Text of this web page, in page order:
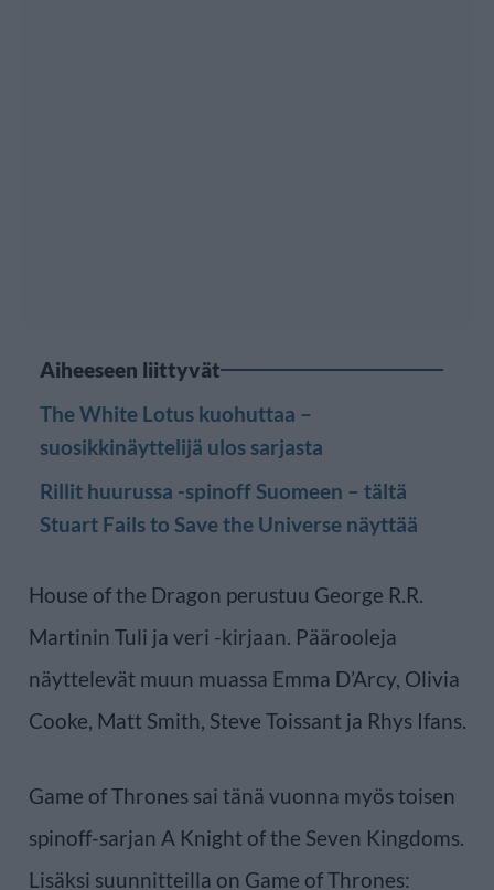
Aiheeseen liittyvät
The White Lotus kuohuttaa –
suosikkinäyttelijä ulos sarjasta
Rillit huurussa -spinoff Suomeen – tältä
Stuart Fails to Save the Universe näyttää
House of the Dragon perustuu George R.R.
Martinin Tuli ja veri -kirjaan. Päärooleja
näyttelevät muun muassa Emma D’Arcy, Olivia
Cooke, Matt Smith, Steve Toissant ja Rhys Ifans.
Game of Thrones sai tänä vuonna myös toisen
spinoff-sarjan A Knight of the Seven Kingdoms.
Lisäksi suunnitteilla on Game of Thrones: